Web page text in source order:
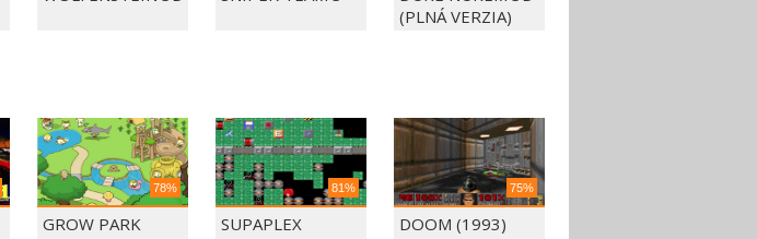
(PLNÁ VERZIA)
78%
GROW PARK
81%
SUPAPLEX
75%
DOOM (1993)